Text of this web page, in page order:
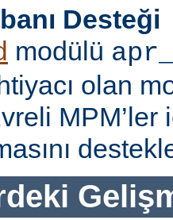
Desteği
modülü
olan
MPM’ler